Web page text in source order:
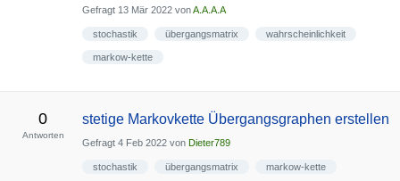
Gefragt 13 Mär 2022 vonA.A.A.A
stochastik übergangsmatrix wahrscheinlichkeit
markow-kette
0
Antworten
stetige Markovkette Übergangsgraphen erstellen
Gefragt 4 Feb 2022 von Dieter789
stochastik übergangsmatrix markow-kette